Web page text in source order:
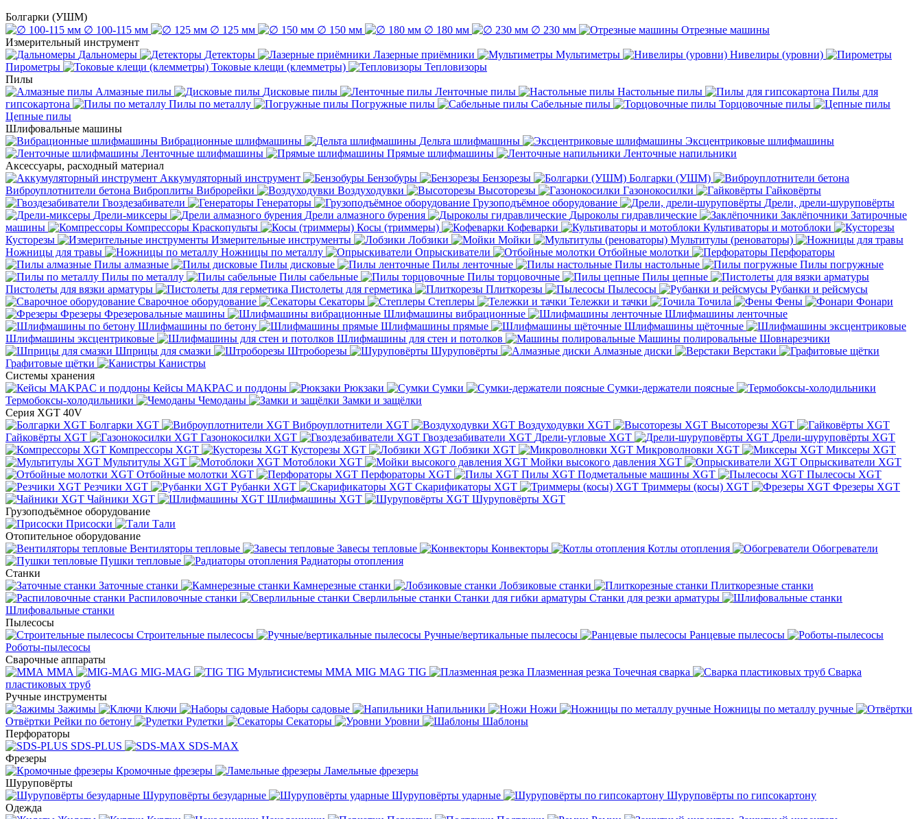
Болгарки (УШМ)
∅ 100-115 мм
∅ 125 мм ∅ 150 мм ∅ 180 мм ∅ 230 мм
Отрезные машины
Измерительный инструмент
Дальномеры
Детекторы Лазерные приёмники Мультиметры
Нивелиры (уровни)
Пирометры
Токовые клещи (клемметры)
Тепловизоры
Пилы
Алмазные пилы
Дисковые пилы Ленточные пилы Настольные пилы
Пилы для
гипсокартона
Пилы по металлу Погружные пилы Сабельные пилы
Торцовочные пилы
Цепные пилы
Шлифовальные машины
Вибрационные шлифмашины
Дельта шлифмашины
Эксцентриковые шлифмашины
Ленточные шлифмашины
Прямые шлифмашины
Ленточные напильники
Аксессуары, расходный материал
Аккумуляторный инструмент
Бензобуры Бензорезы
Болгарки (УШМ)
Виброуплотнители бетона Виброплиты Виброрейки Воздуходувки Высоторезы Газонокосилки
Гайковёрты
Гвоздезабиватели
Генераторы Грузоподъёмное оборудование
Дрели, дрели-шуруповёрты
Дрели-миксеры
Дрели алмазного бурения Дыроколы гидравлические Заклёпочники Затирочные
машины
Компрессоры Краскопульты Косы (триммеры) Кофеварки
Культиваторы и мотоблоки
Кусторезы
Измерительные инструменты Лобзики Мойки
Мультитулы (реноваторы)
Ножницы для травы
Ножницы по металлу Опрыскиватели Отбойные молотки
Перфораторы
Пилы алмазные
Пилы дисковые Пилы ленточные Пилы настольные
Пилы погружные
Пилы по металлу
Пилы сабельные Пилы торцовочные
Пилы цепные
Пистолеты для вязки арматуры
Пистолеты для герметика Плиткорезы Пылесосы
Рубанки и рейсмусы
Сварочное оборудование
Секаторы Степлеры Тележки и тачки Точила Фены
Фонари
Фрезеры Фрезеровальные машины Шлифмашины вибрационные
Шлифмашины ленточные
Шлифмашины по бетону
Шлифмашины прямые
Шлифмашины щёточные
Шлифмашины эксцентриковые
Шлифмашины для стен и потолков Машины полировальные Шовнарезчики
Шприцы для смазки
Штроборезы Шуруповёрты Алмазные диски
Верстаки
Графитовые щётки
Канистры
Системы хранения
Кейсы MAKPAC и поддоны
Рюкзаки Сумки
Сумки-держатели поясные
Термобоксы-холодильники
Чемоданы
Замки и защёлки
Серия XGT 40V
Болгарки XGT
Виброуплотнители XGT Воздуходувки XGT
Высоторезы XGT
Гайковёрты XGT
Газонокосилки XGT Гвоздезабиватели XGT Дрели-угловые XGT
Дрели-шуруповёрты XGT
Компрессоры XGT
Кусторезы XGT Лобзики XGT Микроволновки XGT
Миксеры XGT
Мультитулы XGT
Мотоблоки XGT Мойки высокого давления XGT
Опрыскиватели XGT
Отбойные молотки XGT
Перфораторы XGT Пилы XGT Подметальные машины XGT
Пылесосы XGT
Резчики XGT
Рубанки XGT Скарификаторы XGT Триммеры (косы) XGT
Фрезеры XGT
Чайники XGT
Шлифмашины XGT
Шуруповёрты XGT
Грузоподъёмное оборудование
Присоски
Тали
Отопительное оборудование
Вентиляторы тепловые
Завесы тепловые Конвекторы Котлы отопления
Обогреватели
Пушки тепловые
Радиаторы отопления
Станки
Заточные станки
Камнерезные станки Лобзиковые станки
Плиткорезные станки
Распиловочные станки
Сверлильные станки Станки для гибки арматуры Станки для резки арматуры
Шлифовальные станки
Пылесосы
Строительные пылесосы
Ручные/вертикальные пылесосы
Ранцевые пылесосы
Роботы-пылесосы
Сварочные аппараты
MMA
MIG-MAG TIG Мультисистемы ММА MIG MAG TIG Плазменная резка Точечная сварка
Cварка
пластиковых труб
Ручные инструменты
Зажимы
Ключи Наборы садовые Напильники Ножи
Ножницы по металлу ручные
Отвёртки Рейки по бетону Рулетки Секаторы Уровни
Шаблоны
Перфораторы
SDS-PLUS
SDS-MAX
Фрезеры
Кромочные фрезеры
Ламельные фрезеры
Шуруповёрты
Шуруповёрты безударные
Шуруповёрты ударные
Шуруповёрты по гипсокартону
Одежда